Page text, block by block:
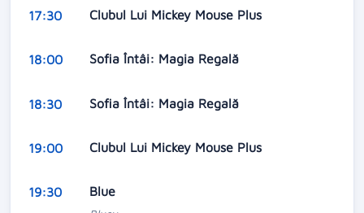
17:30 Clubul Lui Mickey Mouse Plus
18:00 Sofia Întâi: Magia Regală
18:30 Sofia Întâi: Magia Regală
19:00 Clubul Lui Mickey Mouse Plus
19:30 Blue